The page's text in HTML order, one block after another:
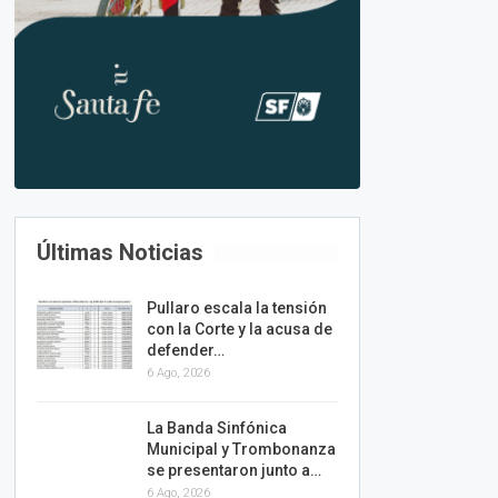
Últimas Noticias
Pullaro escala la tensión
con la Corte y la acusa de
defender…
6 Ago, 2026
La Banda Sinfónica
Municipal y Trombonanza
se presentaron junto a…
6 Ago, 2026